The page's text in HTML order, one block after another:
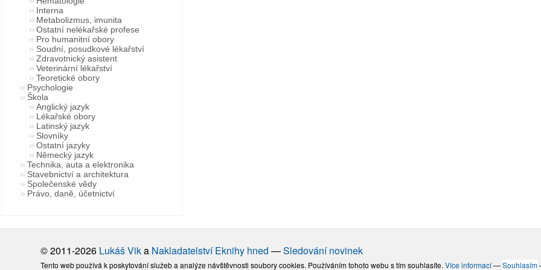
Interna
Metabolizmus, imunita
Ostatní nelékařské profese
Pro humanitní obory
Soudní, posudkové lékařství
Zdravotnický asistent
Veterinární lékařství
Teoretické obory
Psychologie
Škola
Anglický jazyk
Lékařské obory
Latinský jazyk
Slovníky
Ostatní jazyky
Německý jazyk
Technika, auta a elektronika
Stavebnictví a architektura
Společenské vědy
Právo, daně, účetnictví
© 2011-2026 Lukáš Vika Nakladatelství Eknihy hned —Sledování novinek
Tento web používá k poskytování služeb a analýze návštěvnosti soubory cookies. Používáním tohoto webu s tím souhlasíte.Více informací—Souhlasím